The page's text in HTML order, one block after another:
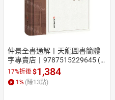
仲景全書通解丨天龍圖書簡體
字專賣店丨9787515229645 (tl
2601)
17%折後$1,384
1 % (賺13點)